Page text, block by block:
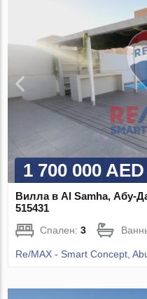
1 700 000 AED
Вилла в Al Samha, Абу-
515431
Спален:3
Re/MAX - Smart Concept,